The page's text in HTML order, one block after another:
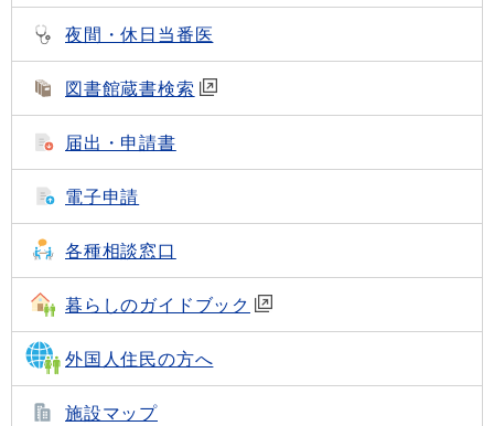
夜間・休日当番医
図書館蔵書検索
届出・申請書
電子申請
各種相談窓口
暮らしのガイドブック
外国人住民の方へ
施設マップ